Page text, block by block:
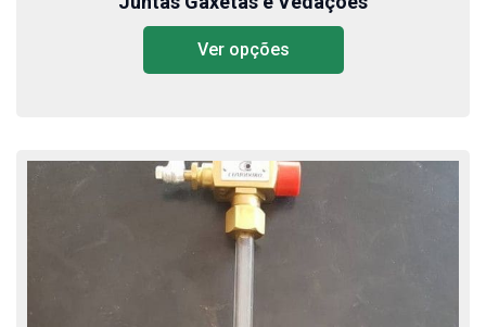
Ver opções